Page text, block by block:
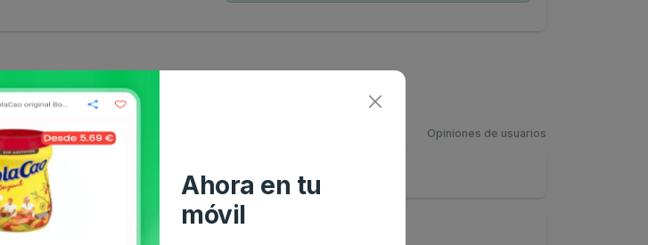
Opiniones de usuarios
Ahora en tu
móvil